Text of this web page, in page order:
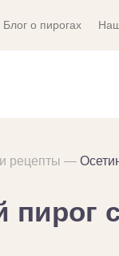
Блог о пирогах
рецепты
пирог